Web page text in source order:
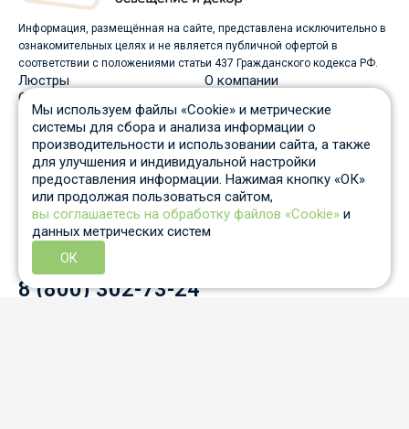
Информация, размещённая на сайте, представлена исключительно в
ознакомительных целях и не является публичной офертой в
соответствии с положениями статьи 437 Гражданского кодекса РФ.
Люстры
О компании
Светильники
Бра
Оплата
Торшеры
Скидки
Споты
Вопрос-ответ
Настольные лампы
Гарантия и возврат
Уличные светильники
Статьи
Трековые системы
Отзывы
Пн-Пт: c 10 до 19 по Москве
Отдел продаж
8 931 210-53-05
Контактный телефон
8 (800) 302-73-24
Мы используем файлы «Cookie» и метрические
системы для сбора и анализа информации о
производительности и использовании сайта, а также
для улучшения и индивидуальной настройки
предоставления информации. Нажимая кнопку «ОК»
или продолжая пользоваться сайтом,
вы соглашаетесь на обработку файлов «Cookie» и
данных метрических систем
ОК